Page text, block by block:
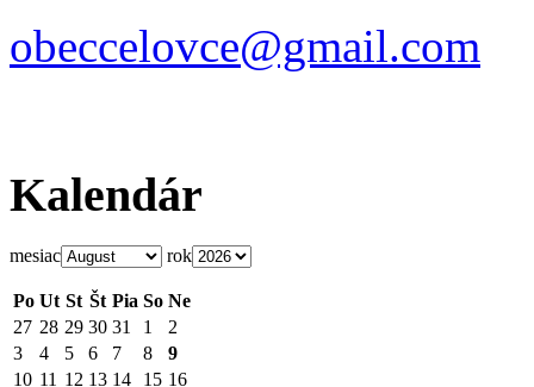
obeccelovce@gmail.com
Kalendár
mesiac rok
Po Ut St Št Pia So Ne
27 28 29 30 31 1
2
3
4 5 6 7 8
9
10 11 12 13 14 15 16